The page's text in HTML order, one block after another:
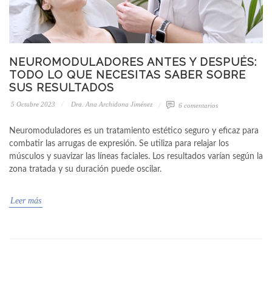
NEUROMODULADORES ANTES Y DESPUÉS:
TODO LO QUE NECESITAS SABER SOBRE
SUS RESULTADOS
5 Octubre 2023 Dra. Ana Archidona Jiménez 6 comentarios
Neuromoduladores es un tratamiento estético seguro y eficaz para
combatir las arrugas de expresión. Se utiliza para relajar los
músculos y suavizar las líneas faciales. Los resultados varían según la
zona tratada y su duración puede oscilar.
Leer más